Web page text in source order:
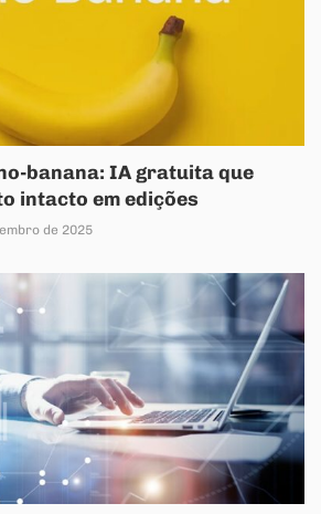
banana: IA gratuita que
intacto em edições
de 2025